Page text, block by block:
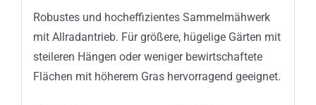
Robustes und hocheffizientes Sammelmähwerk
mit Allradantrieb. Für größere, hügelige Gärten mit
steileren Hängen oder weniger bewirtschaftete
Flächen mit höherem Gras hervorragend geeignet.